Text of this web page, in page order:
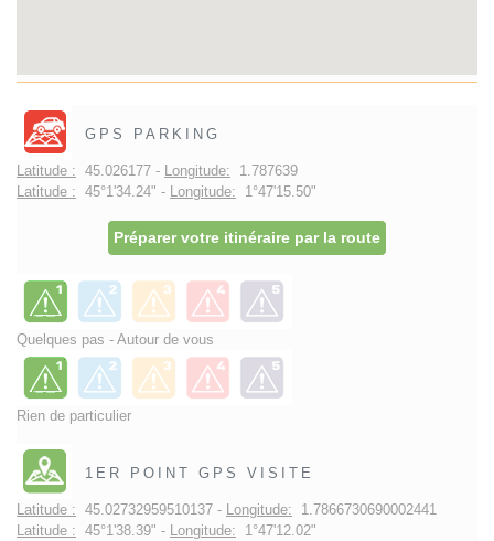
GPS PARKING
Latitude : 45.026177 - Longitude: 1.787639
Latitude : 45°1'34.24" - Longitude: 1°47'15.50"
Préparer votre itinéraire par la route
Quelques pas - Autour de vous
Rien de particulier
1ER POINT GPS VISITE
Latitude : 45.02732959510137 - Longitude: 1.7866730690002441
Latitude : 45°1'38.39" - Longitude: 1°47'12.02"